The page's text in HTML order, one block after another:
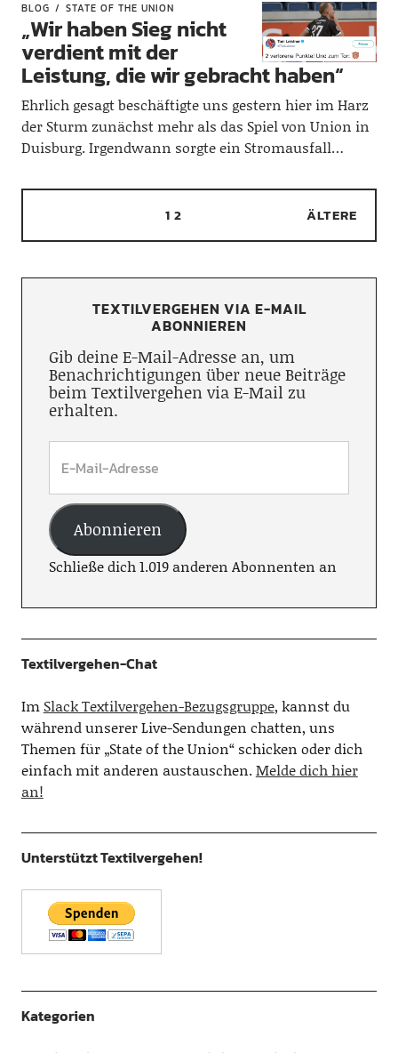
BLOG STATE OF THE UNION
„Wir haben Sieg nicht
verdient mit der
Leistung, die wir gebracht haben“
Ehrlich gesagt beschäftigte uns gestern hier im Harz
der Sturm zunächst mehr als das Spiel von Union in
Duisburg. Irgendwann sorgte ein Stromausfall…
1 2 ÄLTERE
TEXTILVERGEHEN VIA E-MAIL
ABONNIEREN
Gib deine E-Mail-Adresse an, um
Benachrichtigungen über neue Beiträge
beim Textilvergehen via E-Mail zu
erhalten.
Abonnieren
Schließe dich 1.019 anderen Abonnenten an
Textilvergehen-Chat
Im Slack Textilvergehen-Bezugsgruppe, kannst du
während unserer Live-Sendungen chatten, uns
Themen für „State of the Union“ schicken oder dich
einfach mit anderen austauschen.Melde dich hier
an!
Unterstützt Textilvergehen!
Kategorien